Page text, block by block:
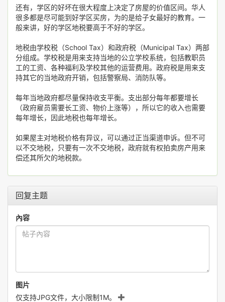
还有，学区的好坏在很大程度上决定了房屋的价值区间。华人
很多都是尽可能到好学区买房，为的是给子女最好的教育。一
般来讲，好的学区地税要高于不好的学区。
地税由学校税（School Tax）和政府税（Municipal Tax）两部
分组成。学校税是用来支持当地的公立学校系统，包括教职员
工的工资、各种福利及学校其他的运营费用。政府税是用来支
持其它的当地政府开销，包括警察局、消防队等。
每年当地政府都尽量保持收支平衡。支出部分每年都要增长
（政府雇员需要长工资、物价上涨等），所以它的收入也需要
每年增长，因此地税也每年增长。
如果屋主对地税价格有异议，可以通过正当渠道申诉。但不可
以不交地税，只要有一次不交地税，政府就有权拍卖房产用来
偿还其所欠的地税款。
回复主题
內容
图片
仅支持JPG文件，大小限制1M。